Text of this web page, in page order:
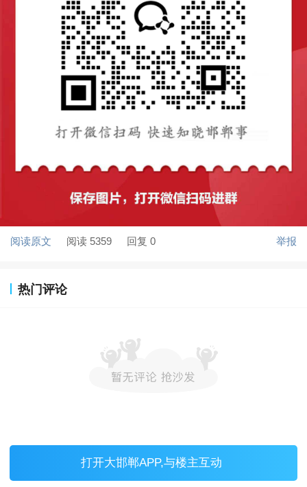
阅读原文 阅读 5359 回复 0 举报
热门评论
打开大邯郸APP,与楼主互动